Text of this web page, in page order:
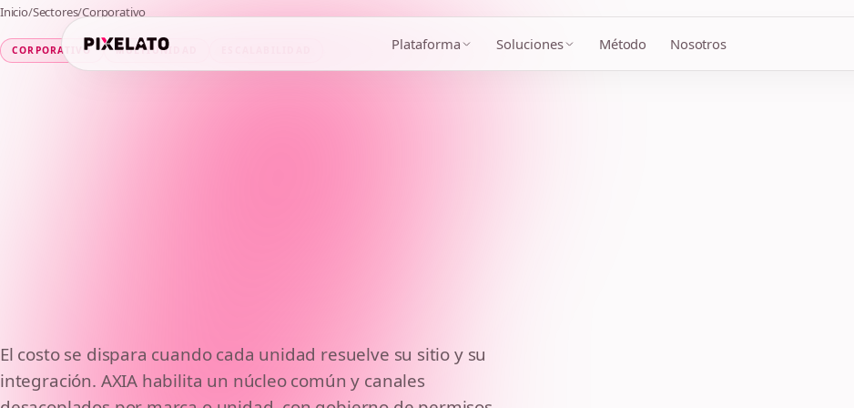
Plataforma Soluciones Método Nosotros
Inicio/Sectores/Corporativo
CORPORATIVO MULTIUNIDAD
Un backend,
El costo se dispara cuando cada unidad resuelve su sitio y su
integración. AXIA habilita un núcleo común y canales